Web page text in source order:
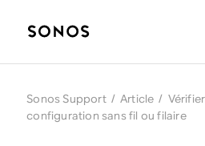
Sonos Support / Article /
configuration sans fil ou filaire